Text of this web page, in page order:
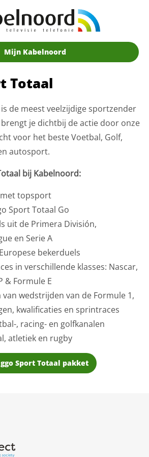
Mijn Kabelnoord
Totaal
de meest veelzijdige sportzender
je dichtbij de actie door onze
voor het beste Voetbal, Golf,
autosport.
bij Kabelnoord:
topsport
Sport Totaal Go
uit de Primera División,
en Serie A
bekerduels
in verschillende klasses: Nascar,
& Formule E
wedstrijden van de Formule 1,
kwalificaties en sprintraces
, racing- en golfkanalen
atletiek en rugby
Sport Totaal pakket